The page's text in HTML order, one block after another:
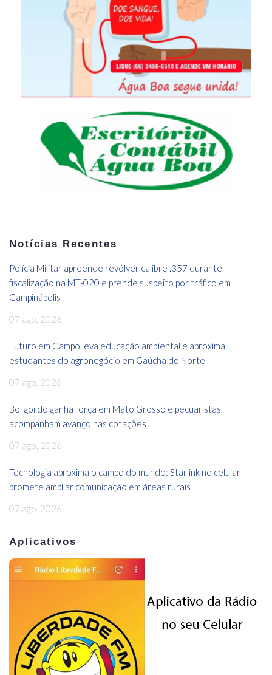
Notícias Recentes
Polícia Militar apreende revólver calibre .357 durante
fiscalização na MT-020 e prende suspeito por tráfico em
Campinápolis
07 ago, 2026
Futuro em Campo leva educação ambiental e aproxima
estudantes do agronegócio em Gaúcha do Norte
07 ago, 2026
Boi gordo ganha força em Mato Grosso e pecuaristas
acompanham avanço nas cotações
07 ago, 2026
Tecnologia aproxima o campo do mundo: Starlink no celular
promete ampliar comunicação em áreas rurais
07 ago, 2026
Aplicativos